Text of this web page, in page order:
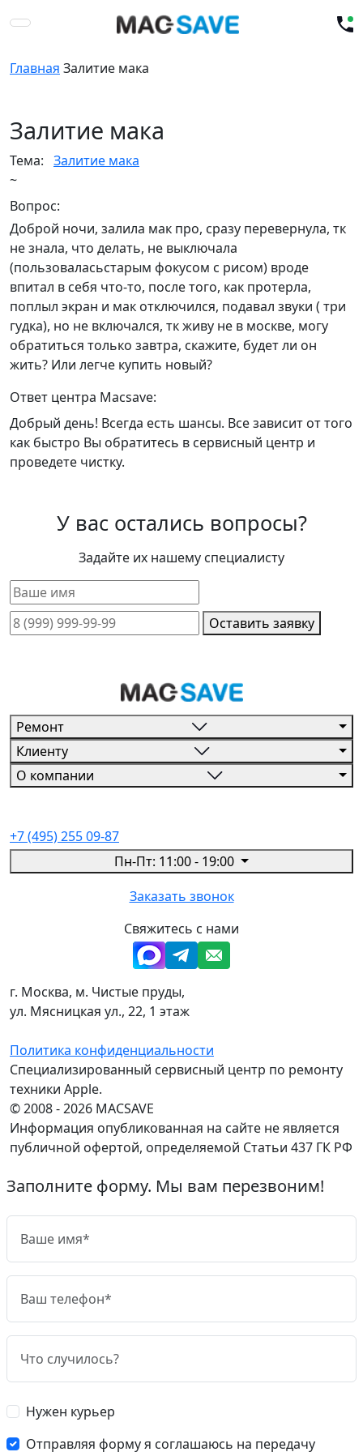
Главная Залитие мака
Залитие мака
Тема: Залитие мака
~
Вопрос:
Доброй ночи, залила мак про, сразу перевернула, тк
не знала, что делать, не выключала
(пользоваласьстарым фокусом с рисом) вроде
впитал в себя что-то, после того, как протерла,
поплыл экран и мак отключился, подавал звуки ( три
гудка), но не включался, тк живу не в москве, могу
обратиться только завтра, скажите, будет ли он
жить? Или легче купить новый?
Ответ центра Macsave:
Добрый день! Всегда есть шансы. Все зависит от того
как быстро Вы обратитесь в сервисный центр и
проведете чистку.
У вас остались вопросы?
Задайте их нашему специалисту
Оставить заявку
Ремонт
Клиенту
О компании
+7 (495) 255 09-87
Пн-Пт: 11:00 - 19:00
Заказать звонок
Свяжитесь с нами
г. Москва, м. Чистые пруды,
ул. Мясницкая ул., 22, 1 этаж
Политика конфиденциальности
Специализированный сервисный центр по ремонту
техники Apple.
© 2008 - 2026 MACSAVE
Информация опубликованная на сайте не является
публичной офертой, определяемой Статьи 437 ГК РФ
Заполните форму. Мы вам перезвоним!
Нужен курьер
Отправляя форму я соглашаюсь на передачу